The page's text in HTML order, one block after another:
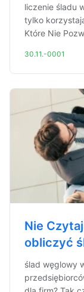
liczenie śladu
tylko
Które Nie
30.11.-0001
Nie
obliczyć
ślad węglowy